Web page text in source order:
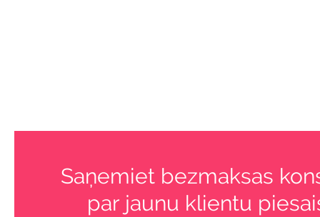
Saņemiet bezmaksas
par jaunu klientu